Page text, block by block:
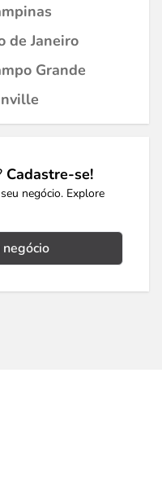
de Janeiro
Grande
Cadastre-se!
negócio. Explore